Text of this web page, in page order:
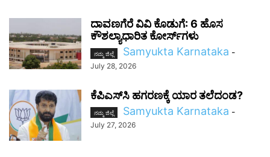
ದಾವಣಗೆರೆ ವಿವಿ ಕೊಡುಗೆ: 6 ಹೊಸ
ಕೌಶಲ್ಯಾಧಾರಿತ ಕೋರ್ಸ್‌ಗಳು
ನಮ್ಮ ಜಿಲ್ಲೆ Samyukta Karnataka -
July 28, 2026
ಕೆಪಿಎಸ್‌ಸಿ ಹಗರಣಕ್ಕೆ ಯಾರ ತಲೆದಂಡ?
ನಮ್ಮ ಜಿಲ್ಲೆ Samyukta Karnataka -
July 27, 2026